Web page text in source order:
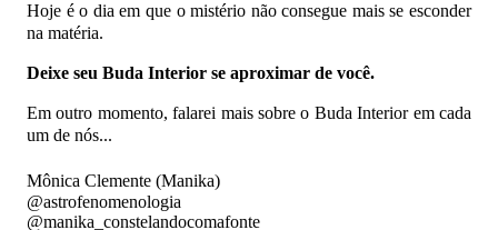
Hoje é o dia em que o mistério não consegue mais se esconder
na matéria.
Deixe seu Buda Interior se aproximar de você.
Em outro momento, falarei mais sobre o Buda Interior em cada
um de nós...
Mônica Clemente (Manika)
@astrofenomenologia
@manika_constelandocomafonte